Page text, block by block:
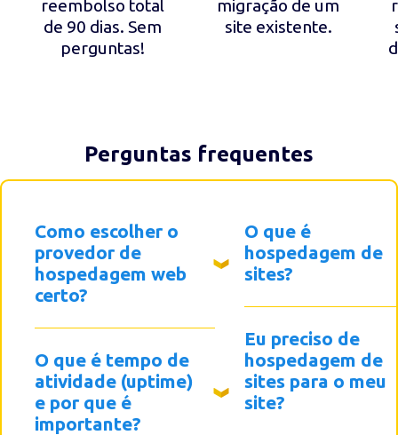
reembolso total
de 90 dias. Sem
perguntas!
migração de um
site existente.
Perguntas frequentes
Como escolher o
provedor de
hospedagem web
certo?
O que é tempo de
atividade (uptime)
e por que é
importante?
O que é
hospedagem de
sites?
Eu preciso de
hospedagem de
sites para o meu
site?